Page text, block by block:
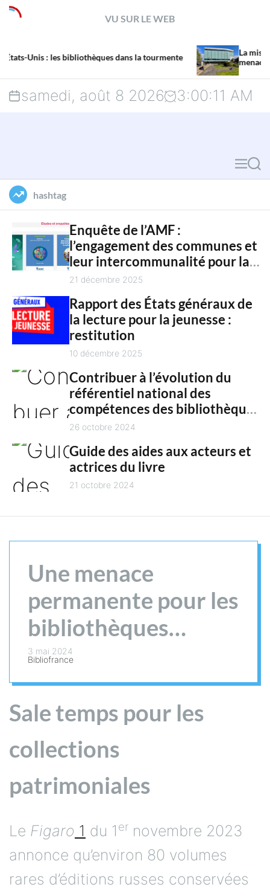
p
o
n
VU SUR LE WEB
dans la tourmente
La mission de la Grande
menacée par un projet
samedi, août 8 2026 3:00:13 AM
M
n
S
a
c
h
hashtag
Enquête de l’AMF :
l’engagement des communes et
leur intercommunalité pour la
culture en 2025
21 décembre 2025
Rapport des États généraux de
la lecture pour la jeunesse :
restitution
10 décembre 2025
Contribuer à l’évolution du
référentiel national des
compétences des bibliothèques
territoriales
26 octobre 2024
Guide des aides aux acteurs et
actrices du livre
21 octobre 2024
Une menace
permanente pour les
bibliothèques
patrimoniales : le vol
3 mai 2024
Bibliofrance
Sale temps pour les
collections
patrimoniales
Le Figaro 1 du 1 er novembre 2023
annonce qu’environ 80 volumes
rares d’éditions russes conservées